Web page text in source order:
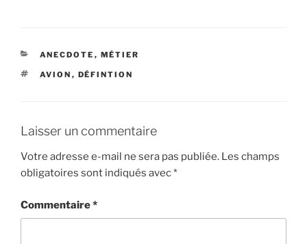
CATÉGORIES
ANECDOTE , MÉTIER
ÉTIQUETTES
AVION , DÉFINTION
Laisser un commentaire
Votre adresse e-mail ne sera pas publiée. Les champs
obligatoires sont indiqués avec*
Commentaire*